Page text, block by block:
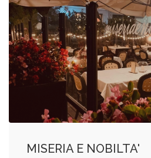
MISERIA E NOBILTA'